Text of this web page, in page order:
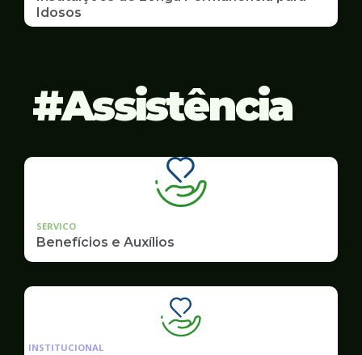
Idosos
Assistência
SERVICO
Benefícios e Auxílios
Ilustração
da
INSTITUCIONAL